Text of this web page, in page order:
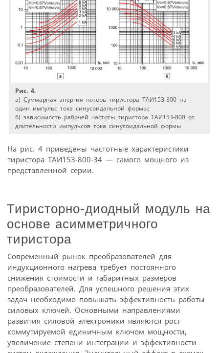
Рис. 4.
а) Суммарная энергия потерь тиристора ТАИ153-800 на
один импульс тока синусоидальной формы;
б) зависимость рабочей частоты тиристора ТАИ153-800 от
длительности импульсов тока синусоидальной формы
На рис. 4 приведены частотные характеристики
тиристора ТАИ153-800-34 — самого мощного из
представленной серии.
Тиристорно-диодный модуль на
основе асимметричного
тиристора
Современный рынок преобразователей для
индукционного нагрева требует постоянного
снижения стоимости и габаритных размеров
преобразователей. Для успешного решения этих
задач необходимо повышать эффективность работы
силовых ключей. Основными направлениями
развития силовой электроники являются рост
коммутируемой единичным ключом мощности,
увеличение степени интеграции и эффективности